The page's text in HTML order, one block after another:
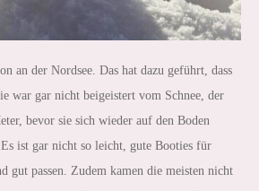
an der Nordsee. Das hat dazu geführt, dass
war gar nicht beigeistert vom Schnee, der
bevor sie sich wieder auf den Boden
ist gar nicht so leicht, gute Booties für
gut passen. Zudem kamen die meisten nicht